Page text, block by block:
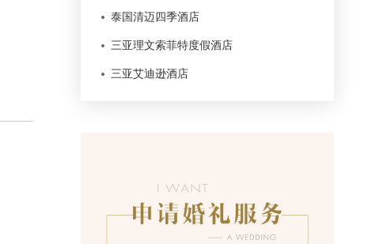
泰国清迈四季酒店
三亚理文索菲特度假酒店
三亚艾迪逊酒店